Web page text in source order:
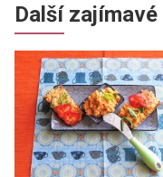
Další